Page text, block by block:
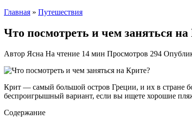
Главная » Путешествия
Что посмотреть и чем заняться на
Автор Ясна На чтение 14 мин Просмотров 294
Крит — самый большой остров Греции, и их в стране
беспроигрышный вариант, если вы ищете хорошие
Содержание